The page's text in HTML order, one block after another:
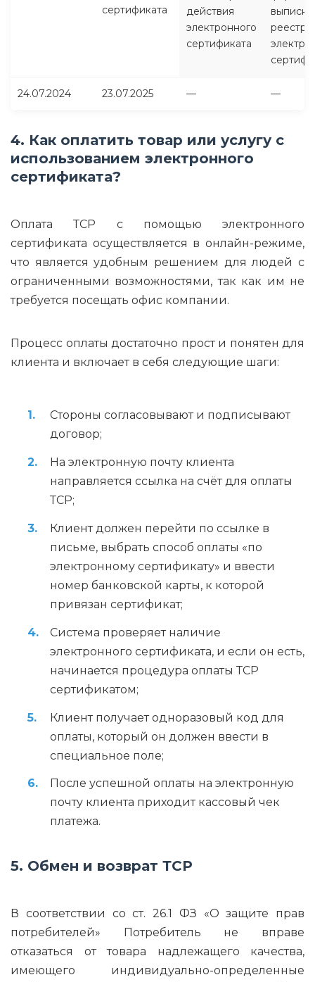
сертификата
действия
электронного
сертификата
реестра
24.07.2024 23.07.2025 — —
4. Как оплатить товар или услугу с
использованием электронного
сертификата?
Оплата ТСР с помощью электронного
сертификата осуществляется в онлайн-режиме,
что является удобным решением для людей с
ограниченными возможностями, так как им не
требуется посещать офис компании.
Процесс оплаты достаточно прост и понятен для
клиента и включает в себя следующие шаги:
Стороны согласовывают и подписывают
договор;
На электронную почту клиента
направляется ссылка на счёт для оплаты
ТСР;
Клиент должен перейти по ссылке в
письме, выбрать способ оплаты «по
электронному сертификату» и ввести
номер банковской карты, к которой
привязан сертификат;
Система проверяет наличие
электронного сертификата, и если он есть,
начинается процедура оплаты ТСР
сертификатом;
Клиент получает одноразовый код для
оплаты, который он должен ввести в
специальное поле;
После успешной оплаты на электронную
почту клиента приходит кассовый чек
платежа.
5. Обмен и возврат ТСР
В соответствии со ст. 26.1 ФЗ «О защите прав
потребителей» Потребитель не вправе
отказаться от товара надлежащего качества,
имеющего индивидуально-определенные